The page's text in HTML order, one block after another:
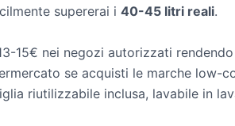
supererai i 40-45 litri reali.
15€ nei negozi autorizzati
se acquisti le marche low-
riutilizzabile inclusa, lavabile in